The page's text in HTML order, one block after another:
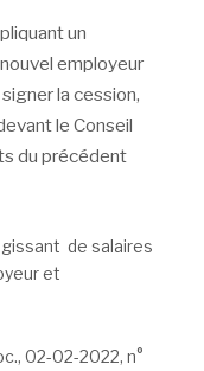
un
employeur
la cession,
le Conseil
du précédent
de salaires
et
02-02-2022, n°